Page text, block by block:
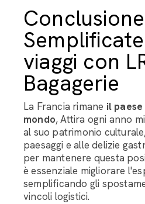
viaggi con
Bagagerie
La Francia rimane il
mondo, Attira ogni anno
al suo patrimonio
paesaggi e alle delizie
per mantenere questa
è essenziale migliorare
semplificando gli
vincoli logistici.